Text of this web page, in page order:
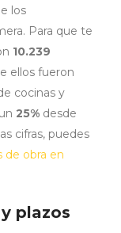
los
Para que te
10.239
ellos fueron
cocinas y
25% desde
cifras, puedes
de obra en
plazos